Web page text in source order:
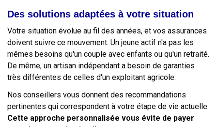
Des solutions adaptées à votre situation
Votre situation évolue au fil des années, et vos assurances
doivent suivre ce mouvement. Un jeune actif n'a pas les
mêmes besoins qu'un couple avec enfants ou qu'un retraité.
De même, un artisan indépendant a besoin de garanties
très différentes de celles d'un exploitant agricole.
Nos conseillers vous donnent des recommandations
pertinentes qui correspondent à votre étape de vie actuelle.
Cette approche personnalisée vous évite de payer